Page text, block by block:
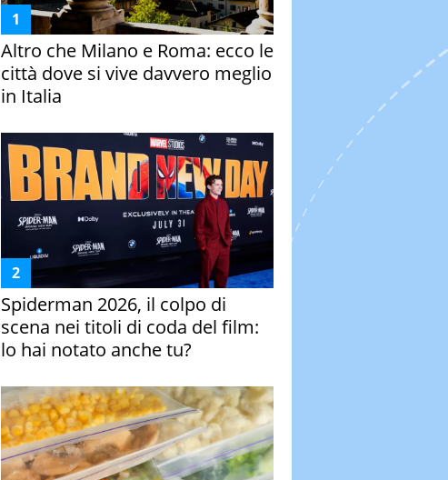
Altro che Milano e Roma: ecco le
città dove si vive davvero meglio
in Italia
Spiderman 2026, il colpo di
scena nei titoli di coda del film:
lo hai notato anche tu?